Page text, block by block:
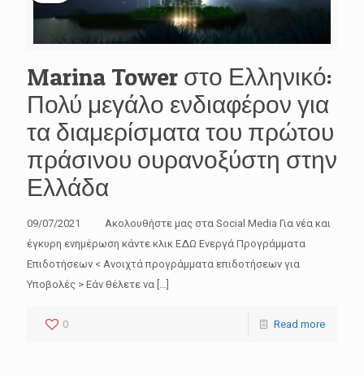
Marina Tower στο Ελληνικό:
Πολύ μεγάλο ενδιαφέρον για
τα διαμερίσματα του πρώτου
πράσινου ουρανοξύστη στην
Ελλάδα
09/07/2021 Ακολουθήστε μας στα Social Media Για νέα και
έγκυρη ενημέρωση κάντε κλικ ΕΔΩ Ενεργά Προγράμματα
Επιδοτήσεων < Ανοιχτά προγράμματα επιδοτήσεων για
Υποβολές > Εάν θέλετε να […]
0 Read more